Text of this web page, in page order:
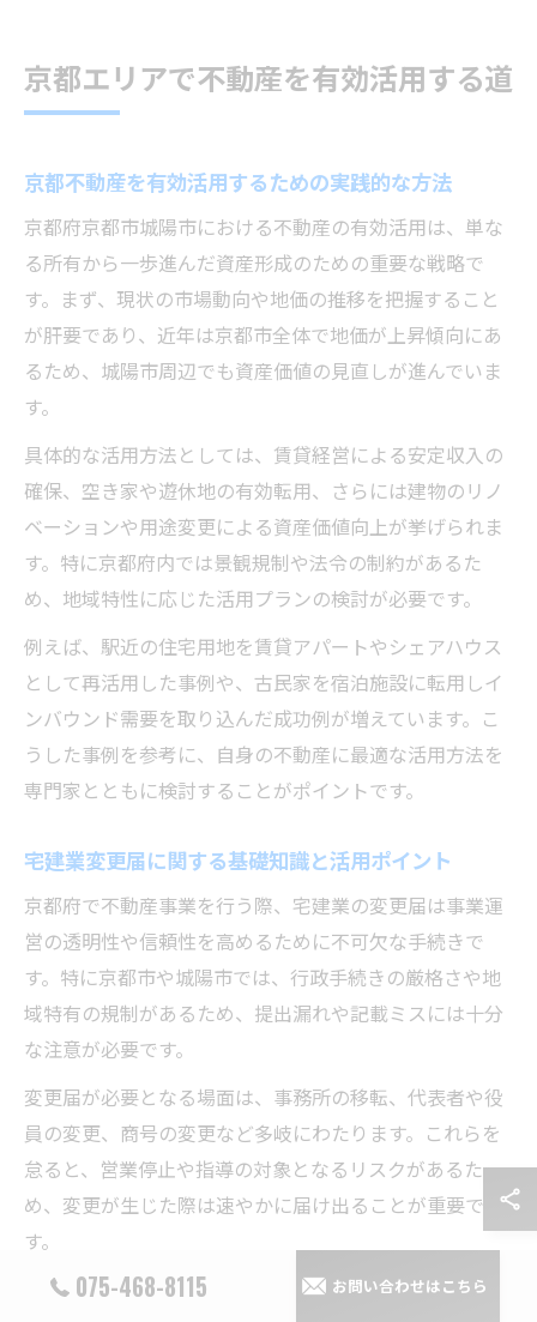
京都エリアで不動産を有効活用する道
京都不動産を有効活用するための実践的な方法
京都府京都市城陽市における不動産の有効活用は、単な
る所有から一歩進んだ資産形成のための重要な戦略で
す。まず、現状の市場動向や地価の推移を把握すること
が肝要であり、近年は京都市全体で地価が上昇傾向にあ
るため、城陽市周辺でも資産価値の見直しが進んでいま
す。
具体的な活用方法としては、賃貸経営による安定収入の
確保、空き家や遊休地の有効転用、さらには建物のリノ
ベーションや用途変更による資産価値向上が挙げられま
す。特に京都府内では景観規制や法令の制約があるた
め、地域特性に応じた活用プランの検討が必要です。
例えば、駅近の住宅用地を賃貸アパートやシェアハウス
として再活用した事例や、古民家を宿泊施設に転用しイ
ンバウンド需要を取り込んだ成功例が増えています。こ
うした事例を参考に、自身の不動産に最適な活用方法を
専門家とともに検討することがポイントです。
宅建業変更届に関する基礎知識と活用ポイント
京都府で不動産事業を行う際、宅建業の変更届は事業運
営の透明性や信頼性を高めるために不可欠な手続きで
す。特に京都市や城陽市では、行政手続きの厳格さや地
域特有の規制があるため、提出漏れや記載ミスには十分
な注意が必要です。
変更届が必要となる場面は、事務所の移転、代表者や役
員の変更、商号の変更など多岐にわたります。これらを
怠ると、営業停止や指導の対象となるリスクがあるた
め、変更が生じた際は速やかに届け出ることが重要で
す。
手続きの流れとしては、必要書類の準備、京都府宅建会
075-468-8115 お問い合わせはこちら